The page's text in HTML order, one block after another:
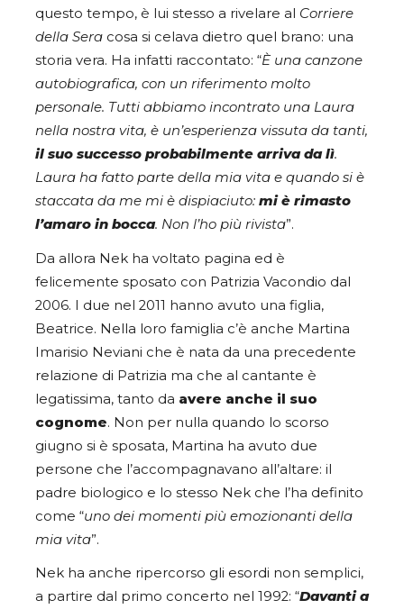
questo tempo, è lui stesso a rivelare al Corriere
della Sera cosa si celava dietro quel brano: una
storia vera. Ha infatti raccontato: “È una canzone
autobiografica, con un riferimento molto
personale. Tutti abbiamo incontrato una Laura
nella nostra vita, è un’esperienza vissuta da tanti,
il suo successo probabilmente arriva da lì.
Laura ha fatto parte della mia vita e quando si è
staccata da me mi è dispiaciuto: mi è rimasto
l’amaro in bocca. Non l’ho più rivista”.
Da allora Nek ha voltato pagina ed è
felicemente sposato con Patrizia Vacondio dal
2006. I due nel 2011 hanno avuto una figlia,
Beatrice. Nella loro famiglia c’è anche Martina
Imarisio Neviani che è nata da una precedente
relazione di Patrizia ma che al cantante è
legatissima, tanto da avere anche il suo
cognome. Non per nulla quando lo scorso
giugno si è sposata, Martina ha avuto due
persone che l’accompagnavano all’altare: il
padre biologico e lo stesso Nek che l’ha definito
come “uno dei momenti più emozionanti della
mia vita”.
Nek ha anche ripercorso gli esordi non semplici,
a partire dal primo concerto nel 1992: “Davanti a